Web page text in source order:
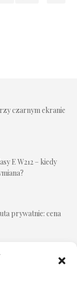
czarnym ekranie
E W212 – kiedy
prywatnie: cena
zmianie biura